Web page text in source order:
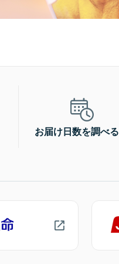
お届け日数を調べる